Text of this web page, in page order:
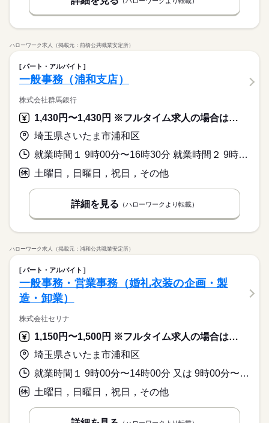
ハローワーク求人（掲載元：前橋公共職業安定所）
パート・アルバイト
一般事務（浦和支店）
株式会社群馬銀行
1,430円〜1,430円 ※フルタイム求人の場合は月額（換算額）、パート求人の場合は時間額を表示しています。
埼玉県さいたま市浦和区
就業時間１ 9時00分〜16時30分 就業時間２ 9時00分〜17時00分 就業時間３ 9時30分〜17時00分 就業時間に関する特記事項 ＊就業時間は相談により決定します。
土曜日，日曜日，祝日，その他
詳細を見る （ハローワークより転載）
ハローワーク求人（掲載元：浦和公共職業安定所）
パート・アルバイト
一般事務・営業事務（婚礼衣装の企画・製
造・卸業）
株式会社セリナ
1,150円〜1,500円 ※フルタイム求人の場合は月額（換算額）、パート求人の場合は時間額を表示しています。
埼玉県さいたま市浦和区
就業時間１ 9時00分〜14時00分 又は 9時00分〜17時00分の時間の間の4時間程度 就業時間に関する特記事項 就業時間日数応相談
土曜日，日曜日，祝日，その他